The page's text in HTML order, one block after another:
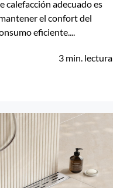
calefacción adecuado es
el confort del
eficiente....
3 min. lectura